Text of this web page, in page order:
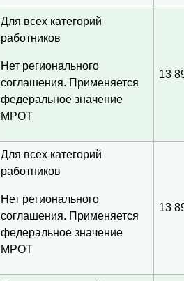
Для всех категорий
работников
Нет регионального
соглашения. Применяется
федеральное значение
МРОТ
13
Для всех категорий
работников
Нет регионального
соглашения. Применяется
федеральное значение
МРОТ
13